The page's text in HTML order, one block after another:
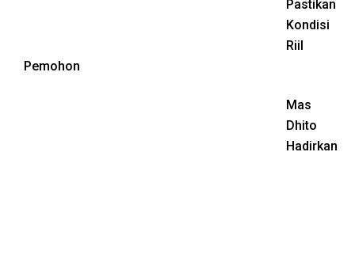
Pastikan
Kondisi
Riil
Pemohon
Mas
Dhito
Hadirkan